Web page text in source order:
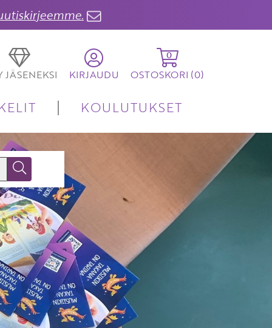
JÄSENEKSI KIRJAUDU
0
OSTOSKORI (0)
KOULUTUKSET
Tietopalvelun